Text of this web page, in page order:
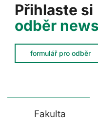
Přihlaste si
odběr
formulář pro odběr
Fakulta